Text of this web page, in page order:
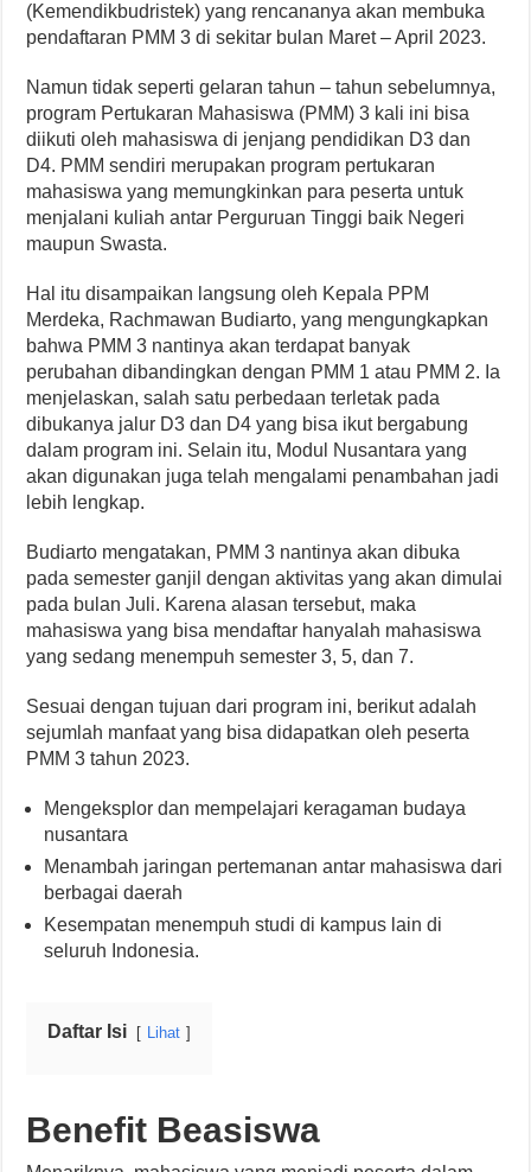
(Kemendikbudristek) yang rencananya akan membuka
pendaftaran PMM 3 di sekitar bulan Maret – April 2023.
Namun tidak seperti gelaran tahun – tahun sebelumnya,
program Pertukaran Mahasiswa (PMM) 3 kali ini bisa
diikuti oleh mahasiswa di jenjang pendidikan D3 dan
D4. PMM sendiri merupakan program pertukaran
mahasiswa yang memungkinkan para peserta untuk
menjalani kuliah antar Perguruan Tinggi baik Negeri
maupun Swasta.
Hal itu disampaikan langsung oleh Kepala PPM
Merdeka, Rachmawan Budiarto, yang mengungkapkan
bahwa PMM 3 nantinya akan terdapat banyak
perubahan dibandingkan dengan PMM 1 atau PMM 2. Ia
menjelaskan, salah satu perbedaan terletak pada
dibukanya jalur D3 dan D4 yang bisa ikut bergabung
dalam program ini. Selain itu, Modul Nusantara yang
akan digunakan juga telah mengalami penambahan jadi
lebih lengkap.
Budiarto mengatakan, PMM 3 nantinya akan dibuka
pada semester ganjil dengan aktivitas yang akan dimulai
pada bulan Juli. Karena alasan tersebut, maka
mahasiswa yang bisa mendaftar hanyalah mahasiswa
yang sedang menempuh semester 3, 5, dan 7.
Sesuai dengan tujuan dari program ini, berikut adalah
sejumlah manfaat yang bisa didapatkan oleh peserta
PMM 3 tahun 2023.
Mengeksplor dan mempelajari keragaman budaya
nusantara
Menambah jaringan pertemanan antar mahasiswa dari
berbagai daerah
Kesempatan menempuh studi di kampus lain di
seluruh Indonesia.
Daftar Isi Lihat
Benefit Beasiswa